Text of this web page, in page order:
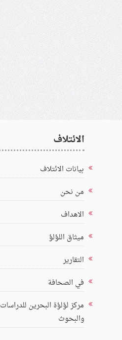
الائتلاف
بيانات الائتلاف
من نحن
الاهداف
ميثاق اللؤلؤ
التقارير
في الصحافة
مركز لؤلؤة البحرين للدراسات
والبحوث